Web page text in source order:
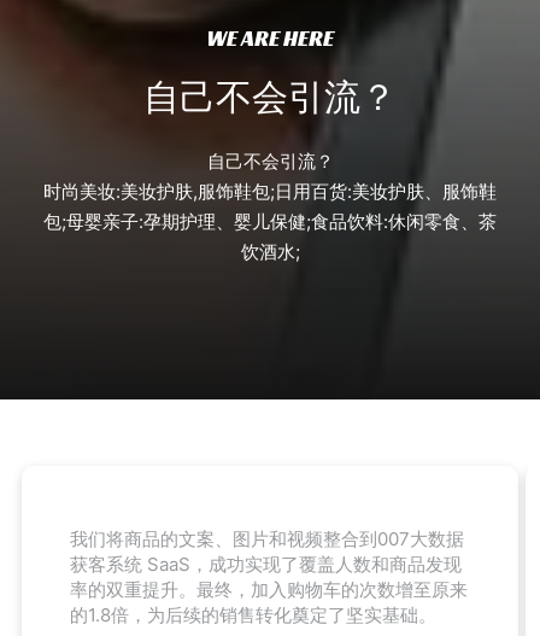
WE ARE HERE
自己不会引流？​
自己不会引流？
时尚美妆:美妆护肤,服饰鞋包;日用百货:美妆护肤、服饰鞋
包;母婴亲子:孕期护理、婴儿保健;食品饮料:休闲零食、茶
饮酒水;
我们将商品的文案、图片和视频整合到007大数据
获客系统 SaaS，成功实现了覆盖人数和商品发现
率的双重提升。最终，加入购物车的次数增至原来
的1.8倍，为后续的销售转化奠定了坚实基础。